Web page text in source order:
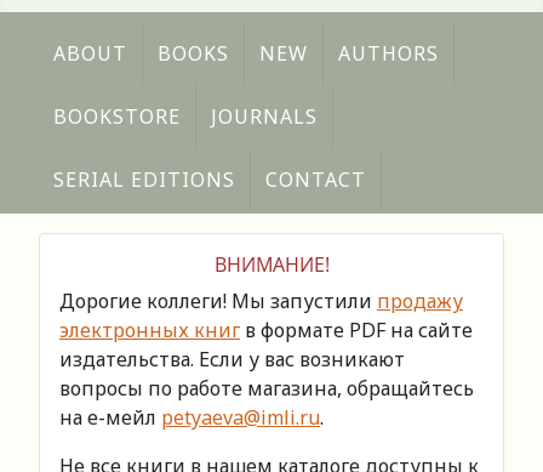
ABOUT BOOKS NEW AUTHORS
BOOKSTORE JOURNALS
SERIAL EDITIONS CONTACT
ВНИМАНИЕ!
Дорогие коллеги! Мы запустили продажу
электронных книг в формате PDF на сайте
издательства. Если у вас возникают
вопросы по работе магазина, обращайтесь
на е-мейл petyaeva@imli.ru.
Не все книги в нашем каталоге доступны к